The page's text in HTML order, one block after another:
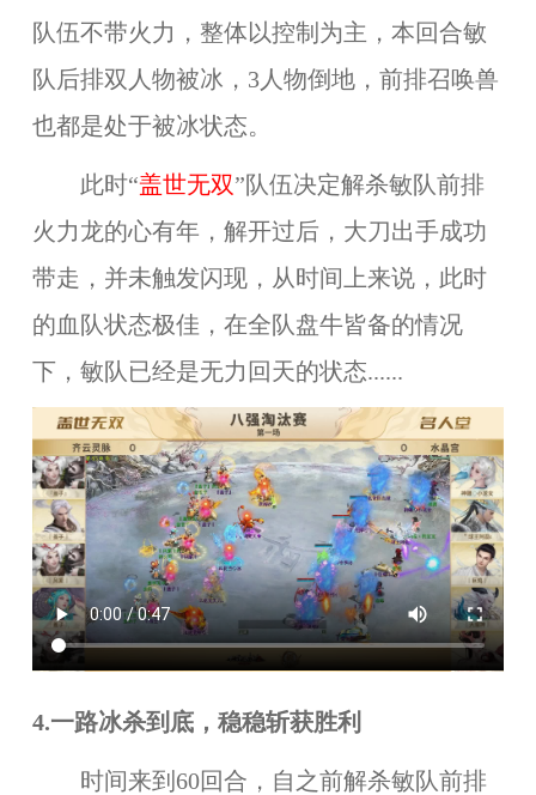
队伍不带火力，整体以控制为主，本回合敏
队后排双人物被冰，3人物倒地，前排召唤兽
也都是处于被冰状态。
此时“盖世无双”队伍决定解杀敏队前排
火力龙的心有年，解开过后，大刀出手成功
带走，并未触发闪现，从时间上来说，此时
的血队状态极佳，在全队盘牛皆备的情况
下，敏队已经是无力回天的状态......
4.一路冰杀到底，稳稳斩获胜利
时间来到60回合，自之前解杀敏队前排